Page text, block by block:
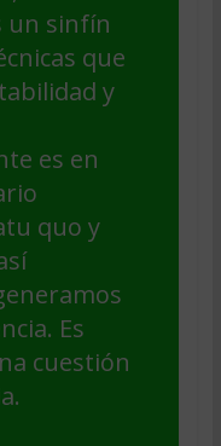
un sinfín
que
y
es en
quo y
Es
cuestión